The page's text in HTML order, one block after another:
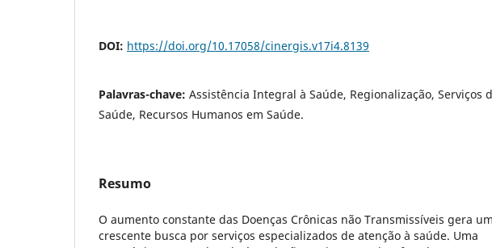
DOI: https://doi.org/10.17058/cinergis.v17i4.8139
Palavras-chave: Assistência Integral à Saúde, Regionalização, Serviços
Saúde, Recursos Humanos em Saúde.
Resumo
O aumento constante das Doenças Crônicas não Transmissíveis gera
crescente busca por serviços especializados de atenção à saúde. Uma